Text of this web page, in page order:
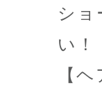
シ
い！
【